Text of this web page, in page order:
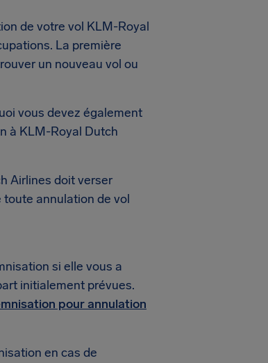
de votre vol KLM-Royal
La première
un nouveau vol ou
vous devez également
à KLM-Royal Dutch
Airlines doit verser
toute annulation de vol
si elle vous a
initialement prévues.
pour annulation
en cas de